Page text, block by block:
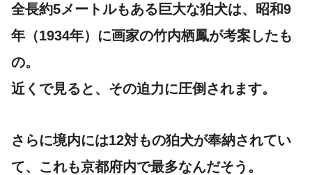
全長約5メートルもある巨大な狛犬は、昭和9
年（1934年）に画家の竹内栖鳳が考案したも
の。
近くで見ると、その迫力に圧倒されます。
さらに境内には12対もの狛犬が奉納されてい
て、これも京都府内で最多なんだそう。